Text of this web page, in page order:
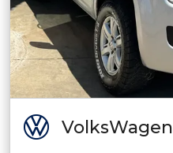
VolksWagen